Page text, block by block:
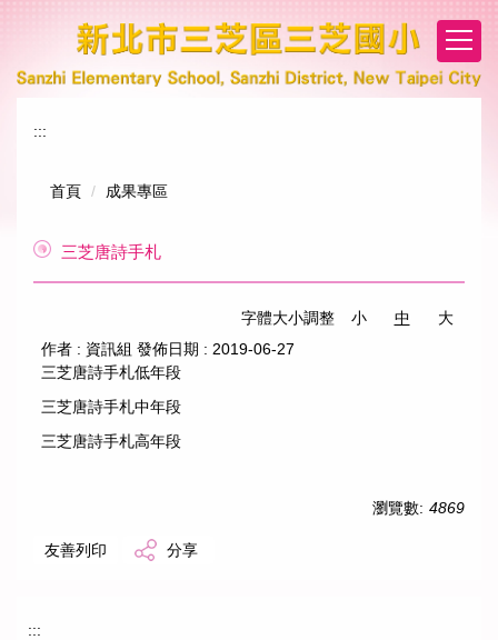
要
:::
首頁 成果專區
三芝唐詩手札
字體大小調整 小 中
大
作者 : 資訊組 發佈日期 : 2019-06-27
三芝唐詩手札低年段
三芝唐詩手札中年段
三芝唐詩手札高年段
瀏覽數: 4869
友善列印 分享
:::